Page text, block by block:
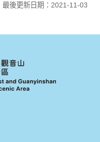
最後更新日期：2021-11-03